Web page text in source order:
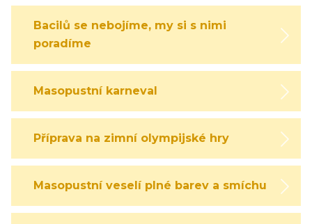
Bacilů se nebojíme, my si s nimi
poradíme
Masopustní karneval
Příprava na zimní olympijské hry
Masopustní veselí plné barev a smíchu